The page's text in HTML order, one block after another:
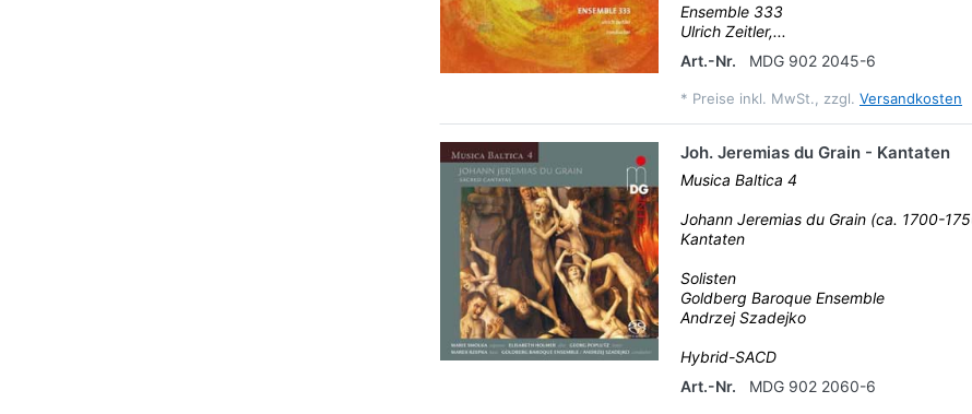
Ensemble 333
Ulrich Zeitler,...
Art.-Nr.
MDG 902 2045-6
* Preise inkl. MwSt., zzgl. Versandkosten
Joh. Jeremias du Grain - Kantaten
Musica Baltica 4
Johann Jeremias du Grain (ca. 1700-
Kantaten
Solisten
Goldberg Baroque Ensemble
Andrzej Szadejko
Hybrid-SACD
Art.-Nr.
MDG 902 2060-6